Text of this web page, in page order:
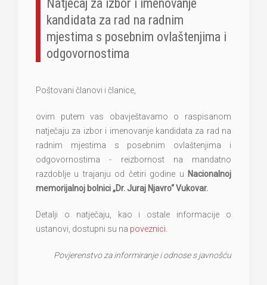
Natječaj za izbor i imenovanje
kandidata za rad na radnim
mjestima s posebnim ovlaštenjima i
odgovornostima
Poštovani članovi i članice,
ovim putem vas obavještavamo o raspisanom
natječaju za izbor i imenovanje kandidata za rad na
radnim mjestima s posebnim ovlaštenjima i
odgovornostima - reizbornost na mandatno
razdoblje u trajanju od četiri godine u Nacionalnoj
memorijalnoj bolnici „Dr. Juraj Njavro“ Vukovar.
Detalji o natječaju, kao i ostale informacije o
ustanovi, dostupni su na poveznici
Povjerenstvo za informiranje i odnose s javnošću